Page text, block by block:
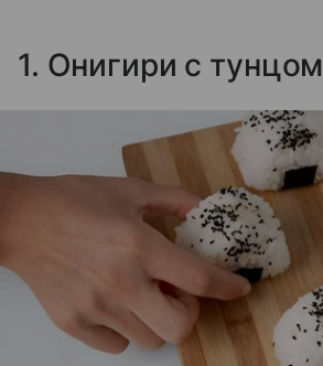
1. Онигири с тунцом